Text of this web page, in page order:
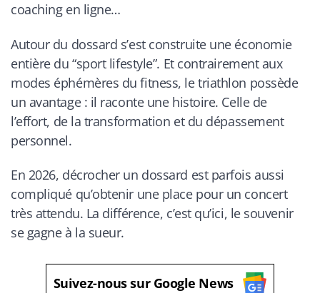
coaching en ligne…
Autour du dossard s’est construite une économie
entière du “sport lifestyle”. Et contrairement aux
modes éphémères du fitness, le triathlon possède
un avantage : il raconte une histoire. Celle de
l’effort, de la transformation et du dépassement
personnel.
En 2026, décrocher un dossard est parfois aussi
compliqué qu’obtenir une place pour un concert
très attendu. La différence, c’est qu’ici, le souvenir
se gagne à la sueur.
Suivez-nous sur Google News